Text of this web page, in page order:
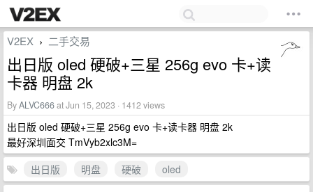
V2EX › 二手交易
出日版 oled 硬破+三星 256g evo 卡+读
卡器 明盘 2k
ByALVC666at Jun 15, 2023 · 1412 views
出日版 oled 硬破+三星 256g evo 卡+读卡器 明盘 2k
最好深圳面交 TmVyb2xlc3M=
出日版
明盘 硬破
oled